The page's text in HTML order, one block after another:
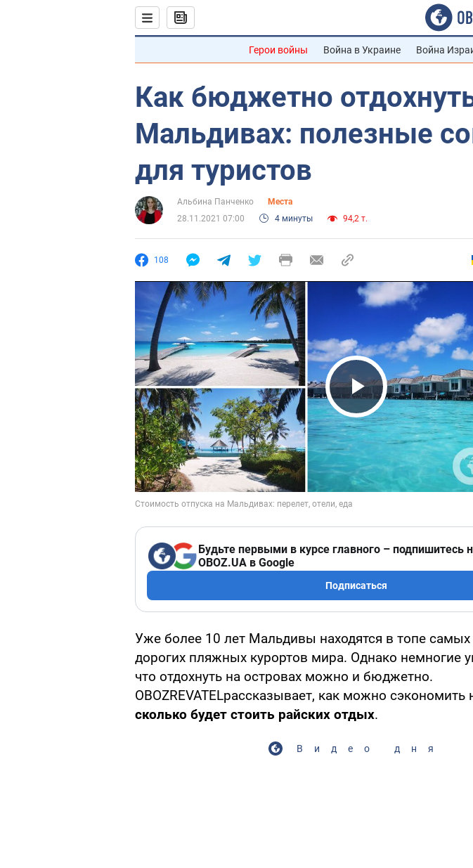
Герои войны Война в Украине Война
Как бюджетно
Мальдивах: полезные
для туристов
Альбина Панченко
Места
28.11.2021 07:00
4 минуты 94,2 т.
108
Play Video
Будьте первыми в курсе главного – подпишитесь
OBOZ.UA в Google
Подписаться
Уже более 10 лет Мальдивы находятся в топе
дорогих пляжных курортов мира. Однако немногие
что отдохнуть на островах можно и бюджетно.
OBOZREVATELрассказывает, как можно сэкономить
сколько будет стоить райских отдых.
Видео дня